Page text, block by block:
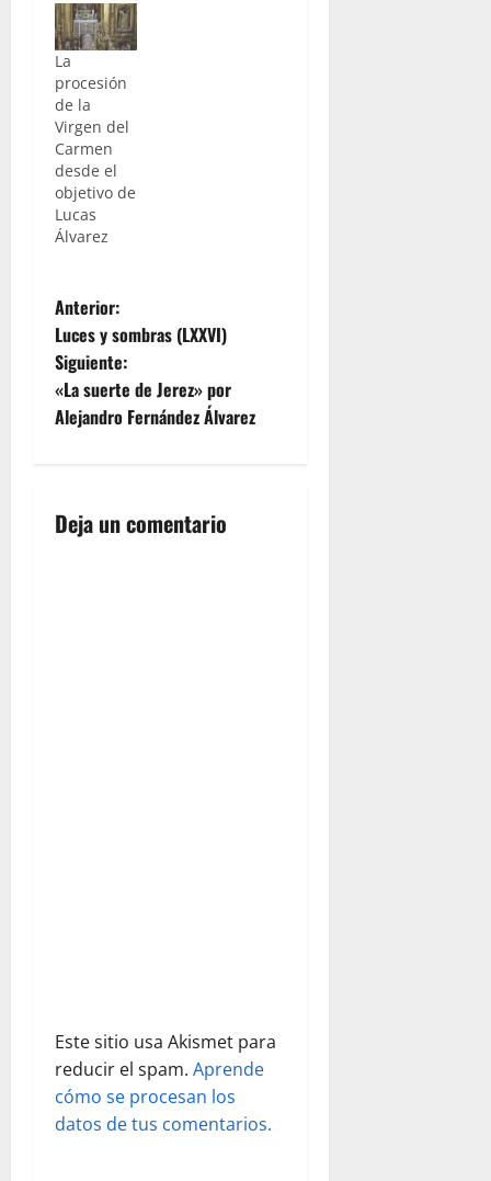
La
procesión
de la
Virgen del
Carmen
desde el
objetivo de
Lucas
Álvarez
N
a
v
a
a
d
a
Anterior:
Luces y sombras (LXXVI)
Siguiente:
«La suerte de Jerez» por
Alejandro Fernández Álvarez
Deja un comentario
Este sitio usa Akismet para
reducir el spam. Aprende
cómo se procesan los
datos de tus comentarios.